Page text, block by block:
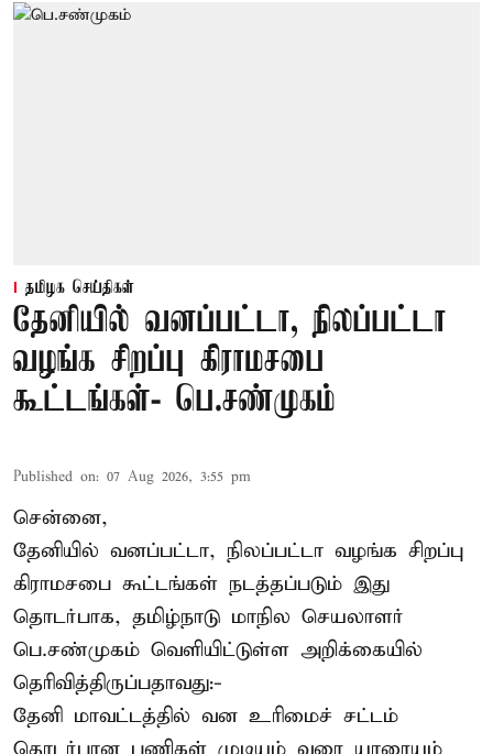
தமிழக செய்திகள்
தேனியில் வனப்பட்டா, நிலப்பட்டா
வழங்க சிறப்பு கிராமசபை
கூட்டங்கள்- பெ.சண்முகம்
Published on: 07 Aug 2026, 3:55 pm
சென்னை,
தேனியில் வனப்பட்டா, நிலப்பட்டா வழங்க சிறப்பு
கிராமசபை கூட்டங்கள் நடத்தப்படும் இது
தொடர்பாக, தமிழ்நாடு மாநில செயலாளர்
பெ.சண்முகம் வெளியிட்டுள்ள அறிக்கையில்
தெரிவித்திருப்பதாவது:-
தேனி மாவட்டத்தில் வன உரிமைச் சட்டம்
தொடர்பான பணிகள் முடியும் வரை யாரையும்